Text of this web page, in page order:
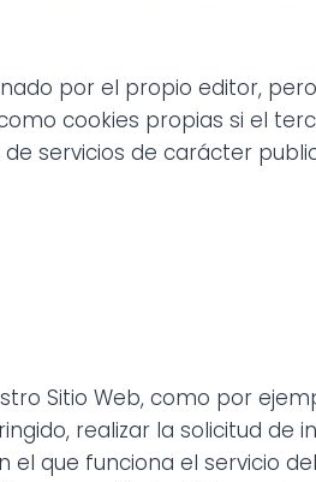
por el propio editor,
cookies propias si el
servicios de carácter
Sitio Web, como por
realizar la solicitud de
que funciona el servicio